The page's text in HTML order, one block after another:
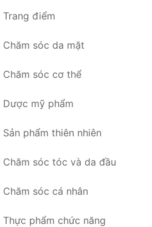
Trang điểm
Chăm sóc da mặt
Chăm sóc cơ thể
Dược mỹ phẩm
Sản phẩm thiên nhiên
Chăm sóc tóc và da đầu
Chăm sóc cá nhân
Thực phẩm chức năng